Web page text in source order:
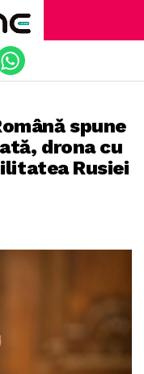
spune
drona cu
Rusiei